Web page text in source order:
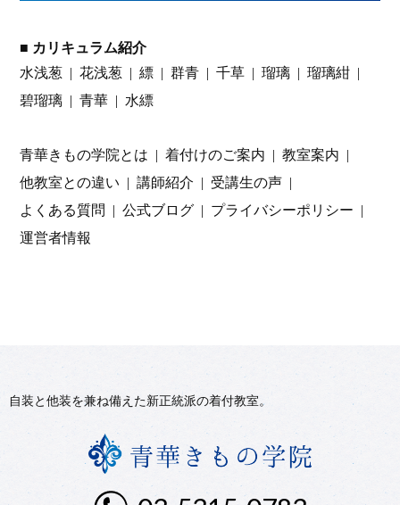
■ カリキュラム紹介
水浅葱
花浅葱 縹 群青 千草 瑠璃
瑠璃紺
碧瑠璃
青華 水縹
青華きもの学院とは 着付けのご案内
教室案内
他教室との違い
講師紹介
受講生の声
よくある質問
公式ブログ
プライバシーポリシー
運営者情報
自装と他装を兼ね備えた新正統派の着付教室。